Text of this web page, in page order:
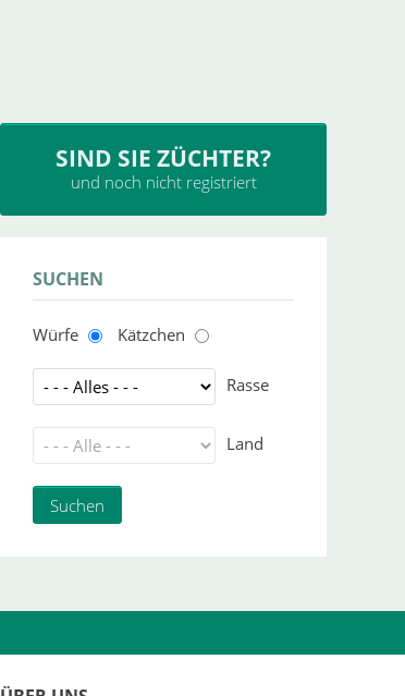
SIND SIE ZÜCHTER?
und noch nicht registriert
SUCHEN
Würfe Kätzchen
Rasse
Land